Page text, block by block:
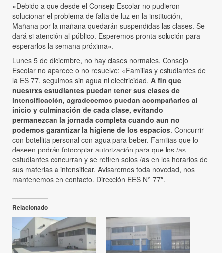
«Debido a que desde el Consejo Escolar no pudieron
solucionar el problema de falta de luz en la institución,
Mañana por la mañana quedarán suspendidas las clases. Se
dará si atención al público. Esperemos pronta solución para
esperarlos la semana próxima».
Lunes 5 de diciembre, no hay clases normales, Consejo
Escolar no aparece o no resuelve: «Familias y estudiantes de
la ES 77, seguimos sin agua ni electricidad. A fin que
nuestrxs estudiantes puedan tener sus clases de
intensificación, agradecemos puedan acompañarles al
inicio y culminación de cada clase, evitando
permanezcan la jornada completa cuando aun no
podemos garantizar la higiene de los espacios. Concurrir
con botellita personal con agua para beber. Familias que lo
deseen podrán fotocopiar autorización para que los /as
estudiantes concurran y se retiren solos /as en los horarios de
sus materias a intensificar. Avisaremos toda novedad, nos
mantenemos en contacto. Dirección EES N° 77″.
Relacionado